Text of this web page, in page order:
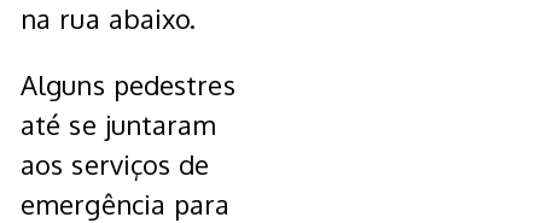
na rua abaixo.
Alguns pedestres
até se juntaram
aos serviços de
emergência para